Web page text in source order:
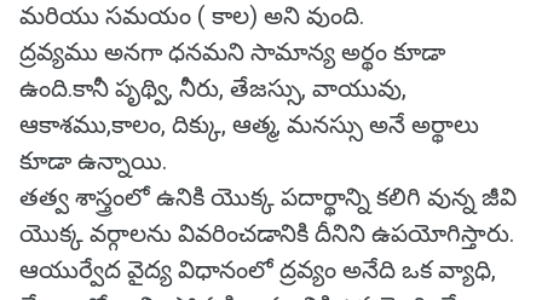
మరియు సమయం ( కాల) అని వుంది.
ద్రవ్యము అనగా ధనమని సామాన్య అర్థం కూడా
ఉంది.కానీ పృథ్వి, నీరు, తేజస్సు, వాయువు,
ఆకాశము,కాలం, దిక్కు, ఆత్మ, మనస్సు అనే అర్థాలు
కూడా ఉన్నాయి.
తత్వ శాస్త్రంలో ఉనికి యొక్క పదార్థాన్ని కలిగి వున్న జీవి
యొక్క వర్గాలను వివరించడానికి దీనిని ఉపయోగిస్తారు.
ఆయుర్వేద వైద్య విధానంలో ద్రవ్యం అనేది ఒక వ్యాధి,